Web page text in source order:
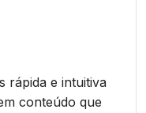
rápida e intuitiva
conteúdo que